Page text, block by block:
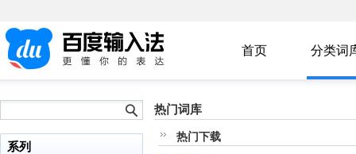
首页 分类词
系列
热门词库
热门下载